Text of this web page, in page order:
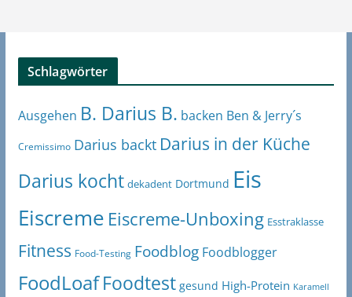
Schlagwörter
Ausgehen B. Darius B. backen Ben & Jerry´s
Cremissimo Darius backt Darius in der Küche
Darius kocht dekadent Dortmund Eis
Eiscreme Eiscreme-Unboxing Esstraklasse
Fitness Food-Testing Foodblog Foodblogger
FoodLoaf Foodtest gesund High-Protein Karamell